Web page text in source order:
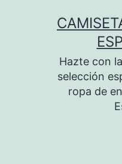
Hazte con
selección
ropa de